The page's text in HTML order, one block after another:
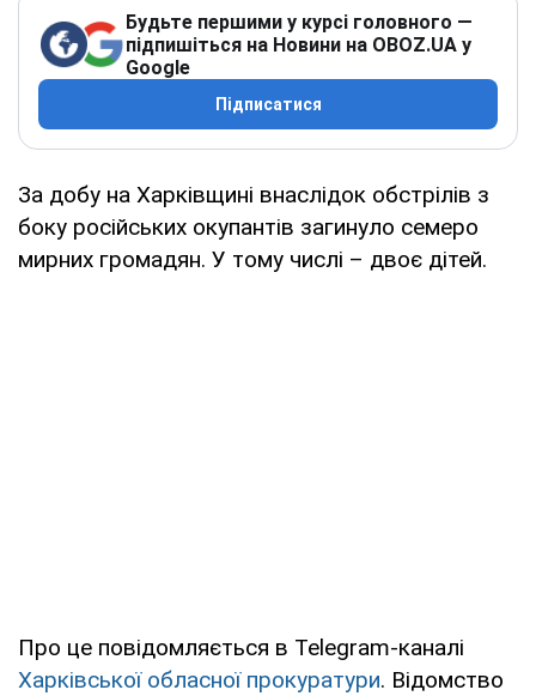
Будьте першими у курсі головного —
підпишіться на Новини на OBOZ.UA у
Google
Підписатися
За добу на Харківщині внаслідок обстрілів з
боку російських окупантів загинуло семеро
мирних громадян. У тому числі – двоє дітей.
Про це повідомляється в Telegram-каналі
Харківської обласної прокуратури. Відомство